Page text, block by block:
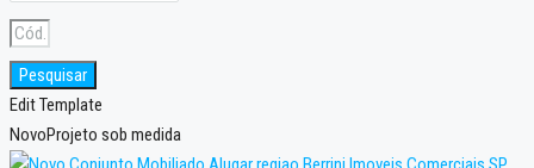
Pesquisar
Edit Template
NovoProjeto sob medida